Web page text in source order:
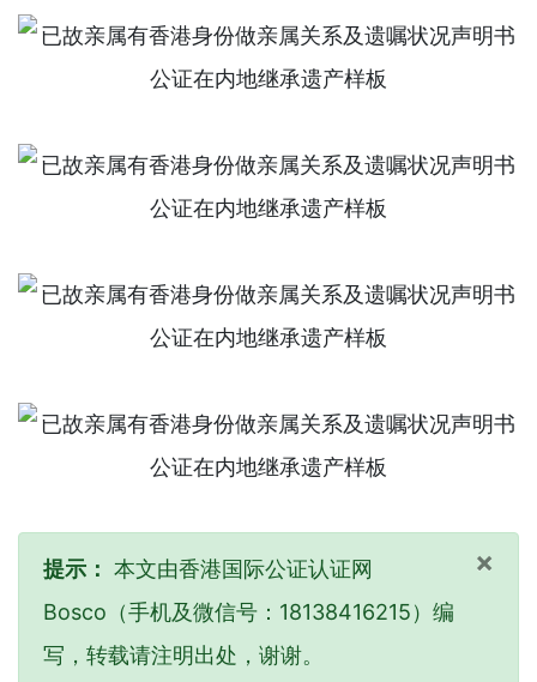
×
提示： 本文由香港国际公证认证网
Bosco（手机及微信号：18138416215）编
写，转载请注明出处，谢谢。